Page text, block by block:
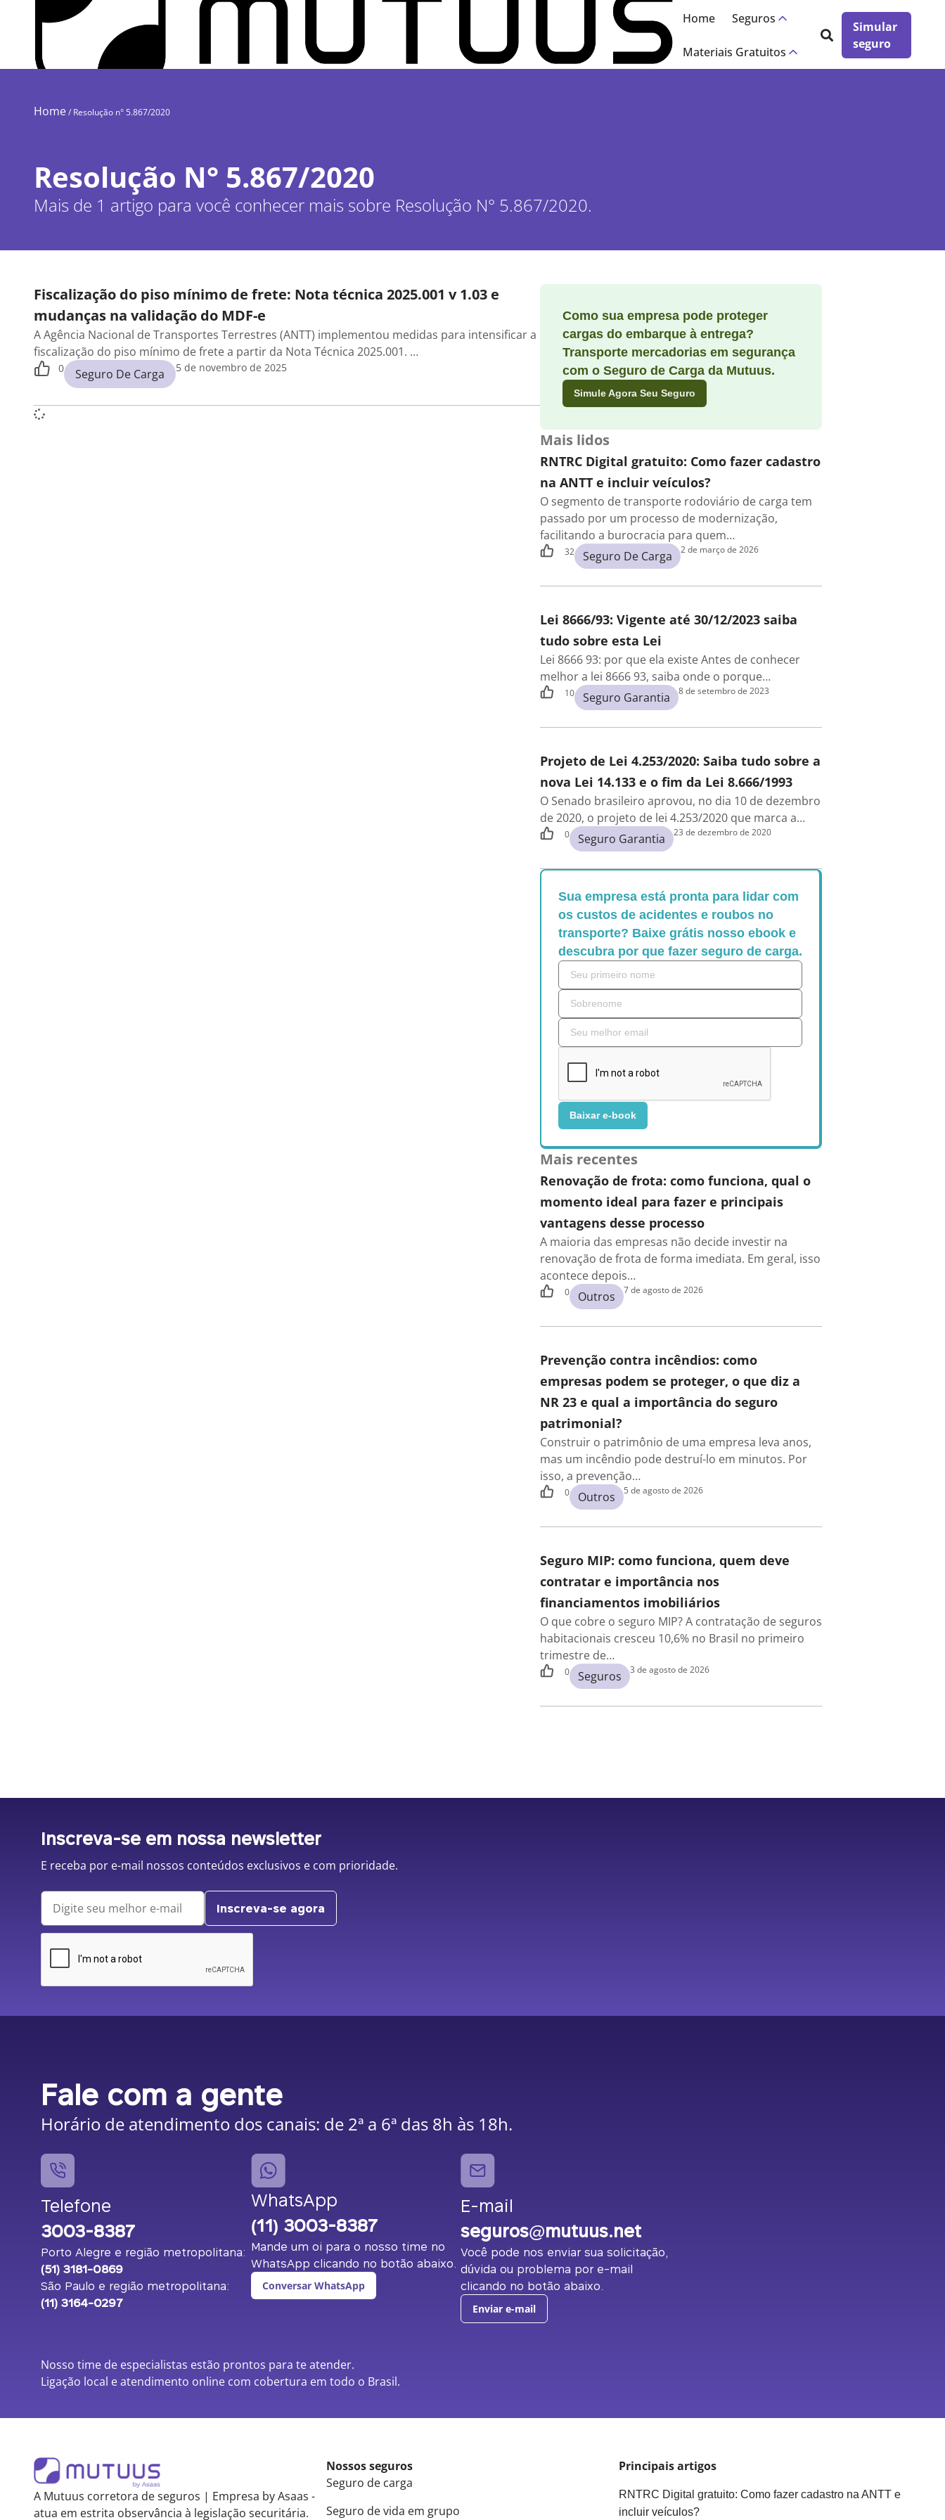
Home Seguros
Materiais Gratuitos
Simular
seguro
Home/ Resolução n° 5.867/2020
Resolução N° 5.867/2020
Mais de 1 artigo para você conhecer mais sobre Resolução N° 5.867/2020.
Fiscalização do piso mínimo de frete: Nota técnica 2025.001 v 1.03 e
mudanças na validação do MDF-e
A Agência Nacional de Transportes Terrestres (ANTT) implementou medidas para intensificar a
fiscalização do piso mínimo de frete a partir da Nota Técnica 2025.001. …
0 Seguro De Carga 5 de novembro de 2025
Como sua empresa pode proteger
cargas do embarque à entrega?
Transporte mercadorias em segurança
com o Seguro de Carga da Mutuus.
Simule Agora Seu Seguro
Mais lidos
RNTRC Digital gratuito: Como fazer cadastro
na ANTT e incluir veículos?
O segmento de transporte rodoviário de carga tem
passado por um processo de modernização,
facilitando a burocracia para quem…
32 Seguro De Carga 2 de março de 2026
Lei 8666/93: Vigente até 30/12/2023 saiba
tudo sobre esta Lei
Lei 8666 93: por que ela existe Antes de conhecer
melhor a lei 8666 93, saiba onde o porque…
10 Seguro Garantia 8 de setembro de 2023
Projeto de Lei 4.253/2020: Saiba tudo sobre a
nova Lei 14.133 e o fim da Lei 8.666/1993
O Senado brasileiro aprovou, no dia 10 de dezembro
de 2020, o projeto de lei 4.253/2020 que marca a…
0 Seguro Garantia 23 de dezembro de 2020
Sua empresa está pronta para lidar com
os custos de acidentes e roubos no
transporte? Baixe grátis nosso ebook e
descubra por que fazer seguro de carga.
Baixar e-book
Mais recentes
Renovação de frota: como funciona, qual o
momento ideal para fazer e principais
vantagens desse processo
A maioria das empresas não decide investir na
renovação de frota de forma imediata. Em geral, isso
acontece depois…
0 Outros 7 de agosto de 2026
Prevenção contra incêndios: como
empresas podem se proteger, o que diz a
NR 23 e qual a importância do seguro
patrimonial?
Construir o patrimônio de uma empresa leva anos,
mas um incêndio pode destruí-lo em minutos. Por
isso, a prevenção…
0 Outros 5 de agosto de 2026
Seguro MIP: como funciona, quem deve
contratar e importância nos
financiamentos imobiliários
O que cobre o seguro MIP? A contratação de seguros
habitacionais cresceu 10,6% no Brasil no primeiro
trimestre de…
0 Seguros 3 de agosto de 2026
Inscreva-se em nossa newsletter
E receba por e-mail nossos conteúdos exclusivos e com prioridade.
Inscreva-se agora
Fale com a gente
Horário de atendimento dos canais: de 2ª a 6ª das 8h às 18h.
Telefone
3003-8387
Porto Alegre e região metropolitana:
(51) 3181-0869
São Paulo e região metropolitana:
(11) 3164-0297
WhatsApp
(11) 3003-8387
Mande um oi para o nosso time no
WhatsApp clicando no botão abaixo.
Conversar WhatsApp
E-mail
seguros@mutuus.net
Você pode nos enviar sua solicitação,
dúvida ou problema por e-mail
clicando no botão abaixo.
Enviar e-mail
Nosso time de especialistas estão prontos para te atender.
Ligação local e atendimento online com cobertura em todo o Brasil.
A Mutuus corretora de seguros | Empresa by Asaas -
atua em estrita observância à legislação securitária.
Nossos seguros
Seguro de carga
Seguro de vida em grupo
Principais artigos
RNTRC Digital gratuito: Como fazer cadastro na ANTT e
incluir veículos?